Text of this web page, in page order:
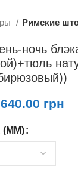
Римские
ночь
грн
(ММ)